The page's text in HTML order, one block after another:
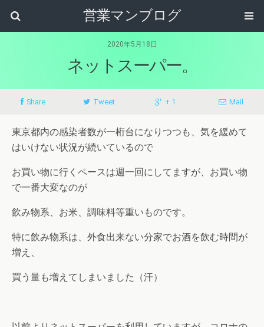
営業マンブログ
2020年5月18日
ネットスーパー。
Share Tweet + 1 Mail
東京都内の感染者数が一桁台になりつつも、気を緩めて
はいけない状況が続いているので
お買い物に行くペースは週一回にしてますが、お買い物
で一番大変なのが
飲み物系、お米、調味料等重いものです。
特に飲み物系は、外食出来ない分家でお酒を飲む時間が
増え、
買う量も増えてしまいました（汗）